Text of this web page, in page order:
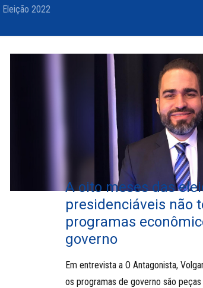
Eleição 2022
A oito meses das
presidenciáveis não
programas
governo
Em entrevista a O Antagonista,
os programas de governo são